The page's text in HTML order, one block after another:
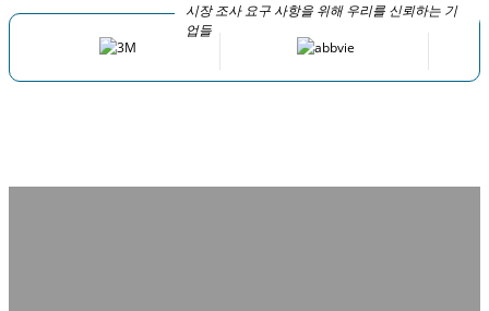
시장 조사 요구 사항을 위해 우리를 신뢰하는 기
업들